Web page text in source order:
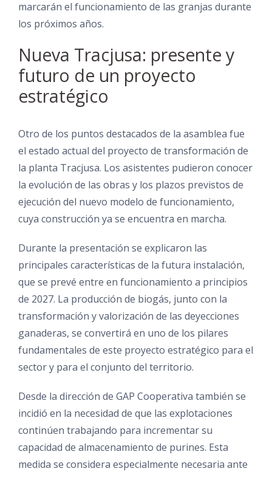
marcarán el funcionamiento de las granjas durante
los próximos años.
Nueva Tracjusa: presente y
futuro de un proyecto
estratégico
Otro de los puntos destacados de la asamblea fue
el estado actual del proyecto de transformación de
la planta Tracjusa. Los asistentes pudieron conocer
la evolución de las obras y los plazos previstos de
ejecución del nuevo modelo de funcionamiento,
cuya construcción ya se encuentra en marcha.
Durante la presentación se explicaron las
principales características de la futura instalación,
que se prevé entre en funcionamiento a principios
de 2027. La producción de biogás, junto con la
transformación y valorización de las deyecciones
ganaderas, se convertirá en uno de los pilares
fundamentales de este proyecto estratégico para el
sector y para el conjunto del territorio.
Desde la dirección de GAP Cooperativa también se
incidió en la necesidad de que las explotaciones
continúen trabajando para incrementar su
capacidad de almacenamiento de purines. Esta
medida se considera especialmente necesaria ante